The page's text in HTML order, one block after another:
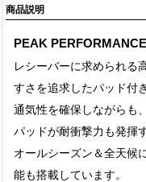
商品説明
PEAK PERFORMANCE
レシーバーに求められる
すさを追求したパッド付
通気性を確保しながらも
パッドが耐衝撃力も発揮
オールシーズン＆全天候
能も搭載しています。